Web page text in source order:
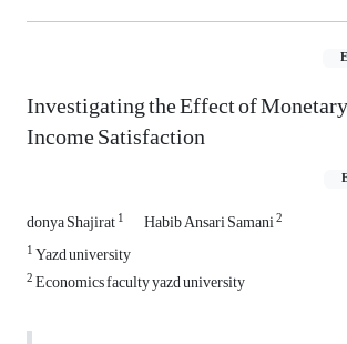
Investigating the Effect of
Income Satisfaction
donya Shajirat1 Habib Ansari Samani2
1Yazd university
2Economics faculty yazd university